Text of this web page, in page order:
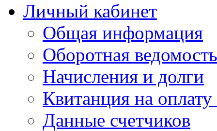
Личный кабинет
Общая информация
Оборотная ведомость
Начисления и долги
Квитанция на
Данные счетчиков